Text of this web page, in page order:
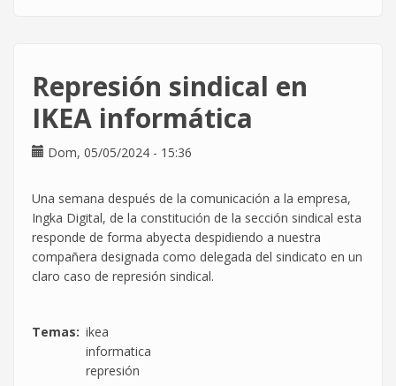
los
días
18
19
en
Barcelona
por
hechos
relacionados
lucha
sindical
y
Represión sindical en
IKEA informática
Dom, 05/05/2024 - 15:36
Una semana después de la comunicación a la empresa,
Ingka Digital, de la constitución de la sección sindical esta
responde de forma abyecta despidiendo a nuestra
compañera designada como delegada del sindicato en un
claro caso de represión sindical.
Temas
ikea
informatica
represión